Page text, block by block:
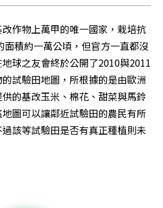
作物上萬甲的唯一國家，栽培抗
積約一萬公頃，但官方一直都沒
球之友會終於公開了2010與2011
試驗田地圖，所根據的是由歐洲
的基改玉米、棉花、甜菜與馬鈴
圖可以讓鄰近試驗田的農民有所
該等試驗田是否有真正種植則未